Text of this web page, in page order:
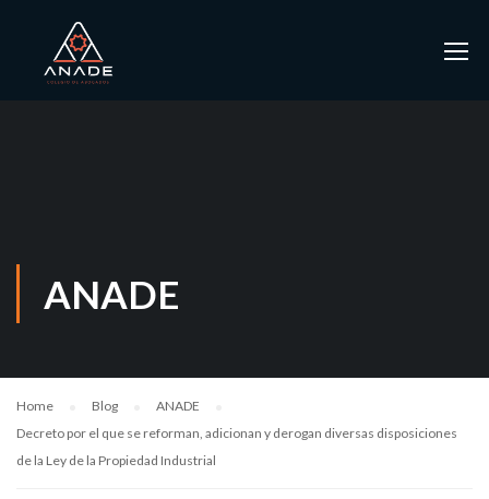
ANADE
Home Blog
ANADE
Decreto por el que se reforman, adicionan y derogan diversas disposiciones
de la Ley de la Propiedad Industrial